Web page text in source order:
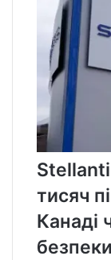
тисяч
Канаді
безпеки